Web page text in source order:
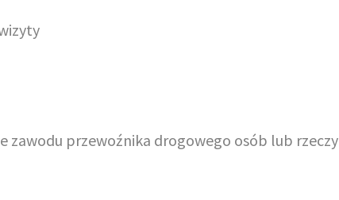
zawodu przewoźnika drogowego osób lub rzeczy